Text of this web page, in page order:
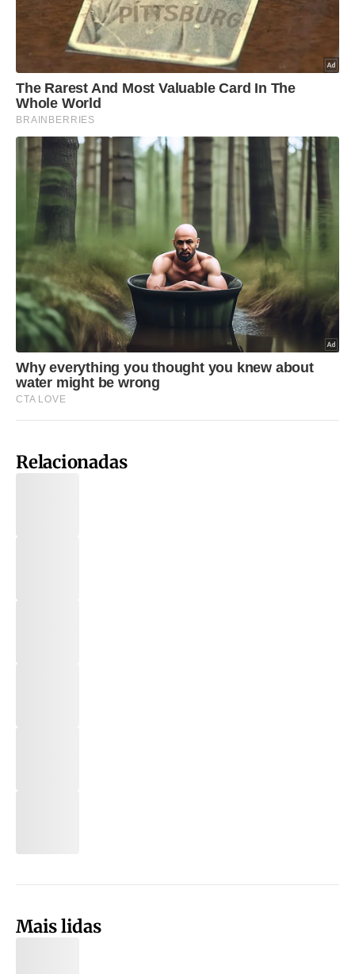
Relacionadas
Mais lidas